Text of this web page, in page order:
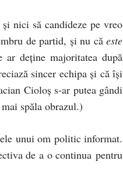
nici să candideze pe vreo
de partid, și nu căeste
deține majoritatea după
sincer echipa și că își
Cioloș s-ar putea gândi
spăla obrazul.)
unui om politic informat.
de a o continua pentru